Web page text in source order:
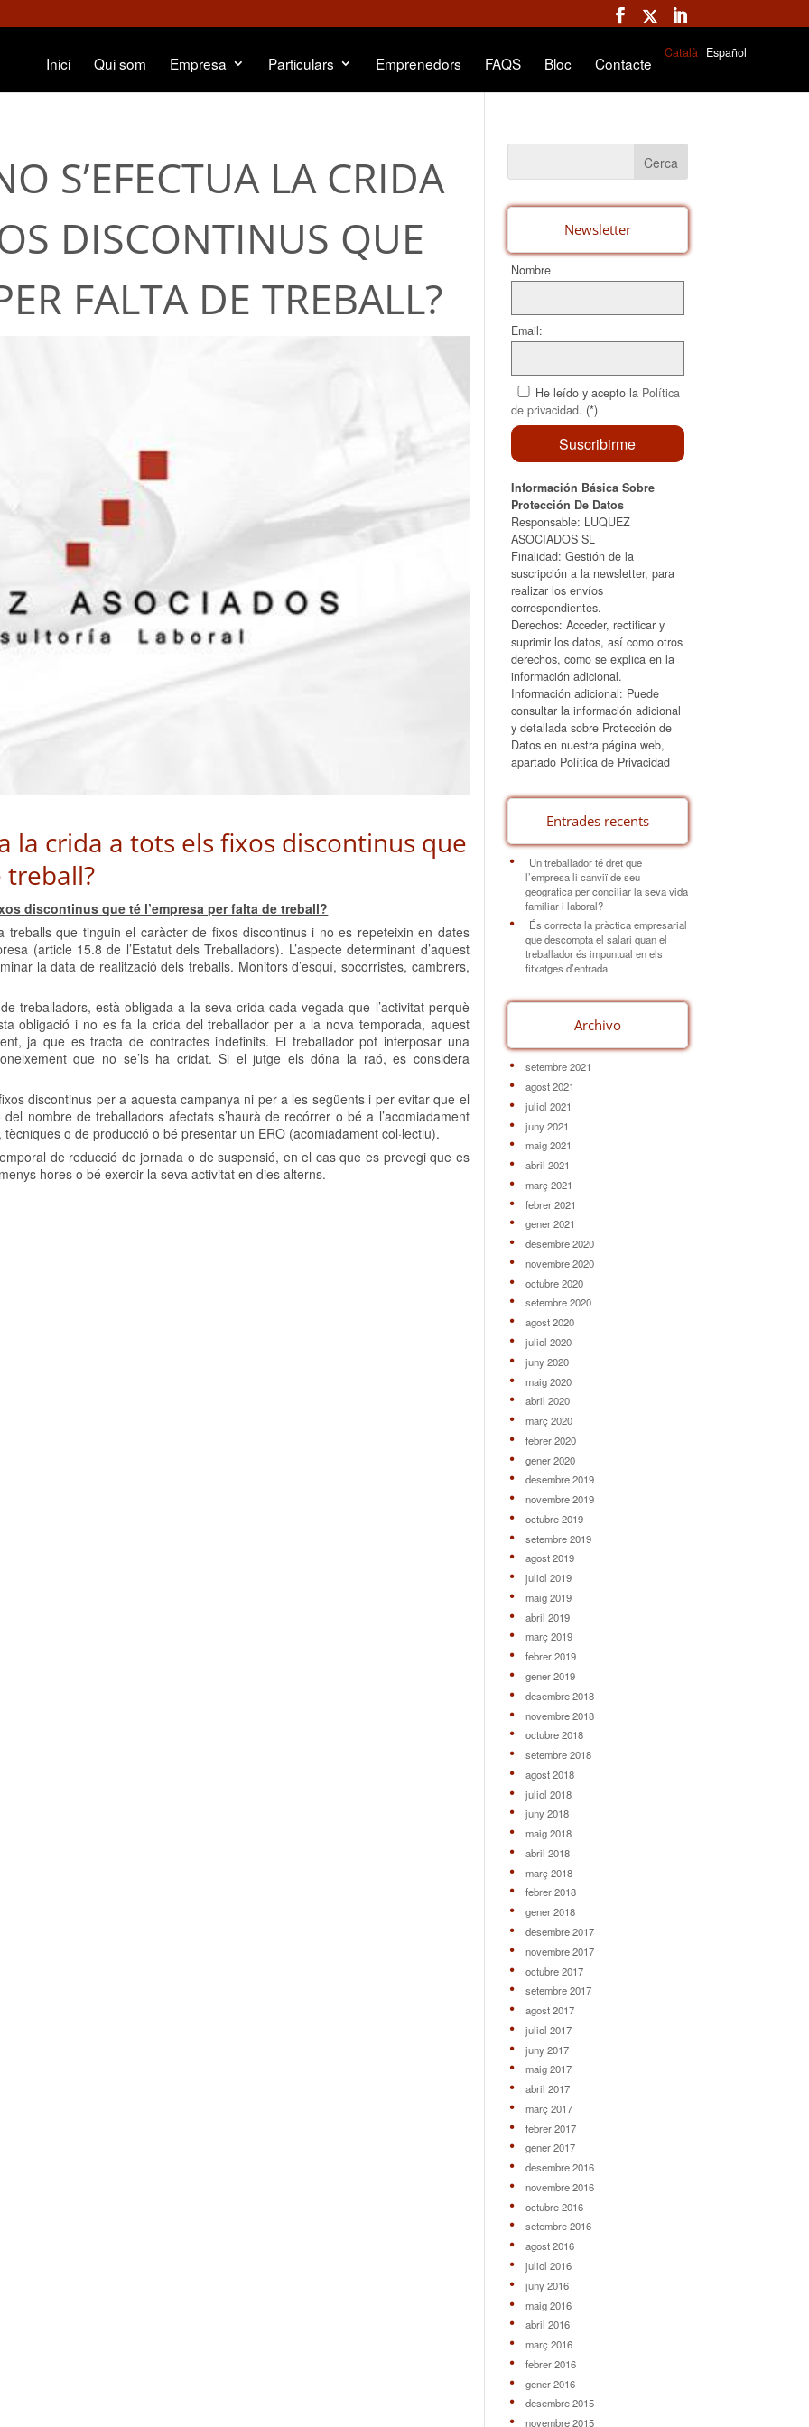
Inici Qui som Empresa Particulars Emprenedors FAQS Bloc Contacte
Català Español
S’EFECTUA LA CRIDA
DISCONTINUS QUE
FALTA DE TREBALL?
la crida a tots els fixos discontinus que
treball?
discontinus que té l’empresa per falta de treball?
treballs que tinguin el caràcter de fixos discontinus i no es repeteixin en dates
(article 15.8 de l’Estatut dels Treballadors). L’aspecte determinant d’aquest
la data de realització dels treballs. Monitors d’esquí, socorristes, cambrers,
treballadors, està obligada a la seva crida cada vegada que l’activitat perquè
obligació i no es fa la crida del treballador per a la nova temporada, aquest
ja que es tracta de contractes indefinits. El treballador pot interposar una
que no se’ls ha cridat. Si el jutge els dóna la raó, es considera
discontinus per a aquesta campanya ni per a les següents i per evitar que el
nombre de treballadors afectats s’haurà de recórrer o bé a l’acomiadament
o de producció o bé presentar un ERO (acomiadament col·lectiu).
de reducció de jornada o de suspensió, en el cas que es prevegi que es
hores o bé exercir la seva activitat en dies alterns.
Newsletter
Nombre
Email:
He leído y acepto la Política
de privacidad. (*)
Información Básica Sobre
Protección De Datos
Responsable: LUQUEZ
ASOCIADOS SL
Finalidad: Gestión de la
suscripción a la newsletter, para
realizar los envíos
correspondientes.
Derechos: Acceder, rectificar y
suprimir los datos, así como otros
derechos, como se explica en la
información adicional.
Información adicional: Puede
consultar la información adicional
y detallada sobre Protección de
Datos en nuestra página web,
apartado Política de Privacidad
Entrades recents
Un treballador té dret que
l’empresa li canviï de seu
geogràfica per conciliar la seva vida
familiar i laboral?
És correcta la pràctica empresarial
que descompta el salari quan el
treballador és impuntual en els
fitxatges d’entrada
Archivo
setembre 2021
agost 2021
juliol 2021
juny 2021
maig 2021
abril 2021
març 2021
febrer 2021
gener 2021
desembre 2020
novembre 2020
octubre 2020
setembre 2020
agost 2020
juliol 2020
juny 2020
maig 2020
abril 2020
març 2020
febrer 2020
gener 2020
desembre 2019
novembre 2019
octubre 2019
setembre 2019
agost 2019
juliol 2019
maig 2019
abril 2019
març 2019
febrer 2019
gener 2019
desembre 2018
novembre 2018
octubre 2018
setembre 2018
agost 2018
juliol 2018
juny 2018
maig 2018
abril 2018
març 2018
febrer 2018
gener 2018
desembre 2017
novembre 2017
octubre 2017
setembre 2017
agost 2017
juliol 2017
juny 2017
maig 2017
abril 2017
març 2017
febrer 2017
gener 2017
desembre 2016
novembre 2016
octubre 2016
setembre 2016
agost 2016
juliol 2016
juny 2016
maig 2016
abril 2016
març 2016
febrer 2016
gener 2016
desembre 2015
novembre 2015